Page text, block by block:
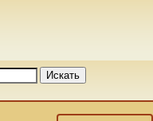
Искать